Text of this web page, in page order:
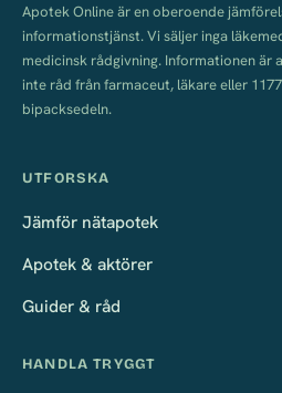
Apotek Online är en oberoende
informationstjänst. Vi säljer inga
medicinsk rådgivning. Informationen är
inte råd från farmaceut, läkare eller
bipacksedeln.
UTFORSKA
Jämför nätapotek
Apotek & aktörer
Guider & råd
HANDLA TRYGGT